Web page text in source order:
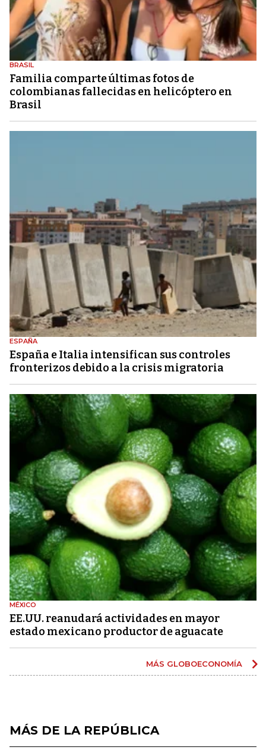
BRASIL
Familia comparte últimas fotos de
colombianas fallecidas en helicóptero en
Brasil
ESPAÑA
España e Italia intensifican sus controles
fronterizos debido a la crisis migratoria
MÉXICO
EE.UU. reanudará actividades en mayor
estado mexicano productor de aguacate
MÁS GLOBOECONOMÍA
MÁS DE LA REPÚBLICA